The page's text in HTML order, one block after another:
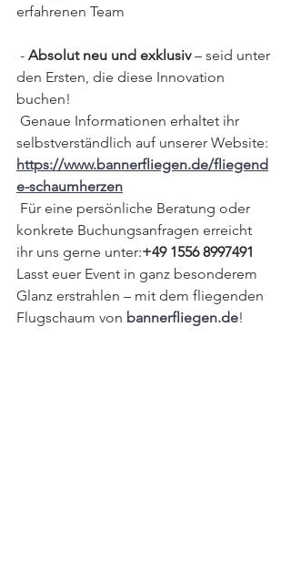
erfahrenen Team
- Absolut neu und exklusiv – seid unter
den Ersten, die diese Innovation
buchen!
Genaue Informationen erhaltet ihr
selbstverständlich auf unserer Website:
https://www.bannerfliegen.de/fliegend
e-schaumherzen
konkrete Buchungsanfragen erreicht
ihr uns gerne unter:+49 1556 8997491
Lasst euer Event in ganz besonderem
Glanz erstrahlen – mit dem fliegenden
Flugschaum von bannerfliegen.de!